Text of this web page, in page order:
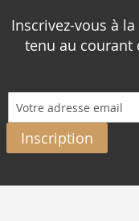
Inscrivez-vous à
tenu au courant
Inscription